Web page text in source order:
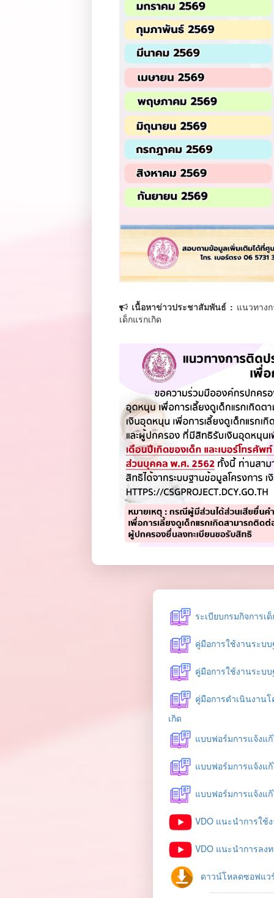
เนื้อหาข่าวประชาสัมพันธ์ : แนวทาง
เด็กแรกเกิด
ระเบียบกรมกิจการ
คู่มือการใช้งานระบ
คู่มือการใช้งานระบ
คู่มือการดำเนินงานโ
เกิด
แบบฟอร์มการแจ้งแ
แบบฟอร์มการแจ้งแ
แบบฟอร์มการแจ้งแ
VDO แนะนำการใช้
VDO แนะนำการลง
ดาวน์โหลดซอฟแว